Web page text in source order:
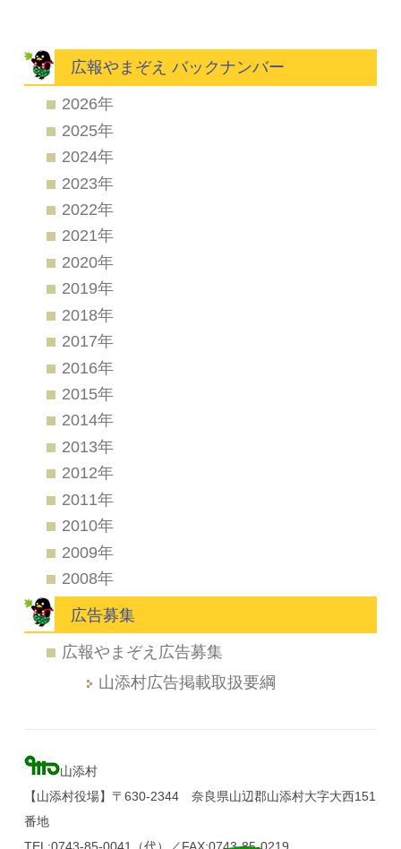
広報やまぞえ バックナンバー
2026年
2025年
2024年
2023年
2022年
2021年
2020年
2019年
2018年
2017年
2016年
2015年
2014年
2013年
2012年
2011年
2010年
2009年
2008年
広告募集
広報やまぞえ広告募集
山添村広告掲載取扱要綱
山添村
【山添村役場】〒630-2344 奈良県山辺郡山添村大字大西151
番地
TEL:0743-85-0041（代）／FAX:0743-85-0219